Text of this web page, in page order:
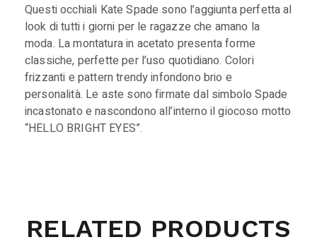
Questi occhiali Kate Spade sono l’aggiunta perfetta al
look di tutti i giorni per le ragazze che amano la
moda. La montatura in acetato presenta forme
classiche, perfette per l’uso quotidiano. Colori
frizzanti e pattern trendy infondono brio e
personalità. Le aste sono firmate dal simbolo Spade
incastonato e nascondono all’interno il giocoso motto
“HELLO BRIGHT EYES”.
RELATED PRODUCTS